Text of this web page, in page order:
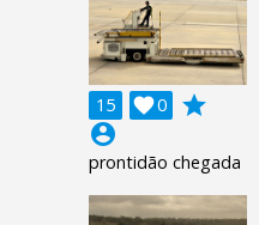
15 0

grade
account_circle
prontidão chegada